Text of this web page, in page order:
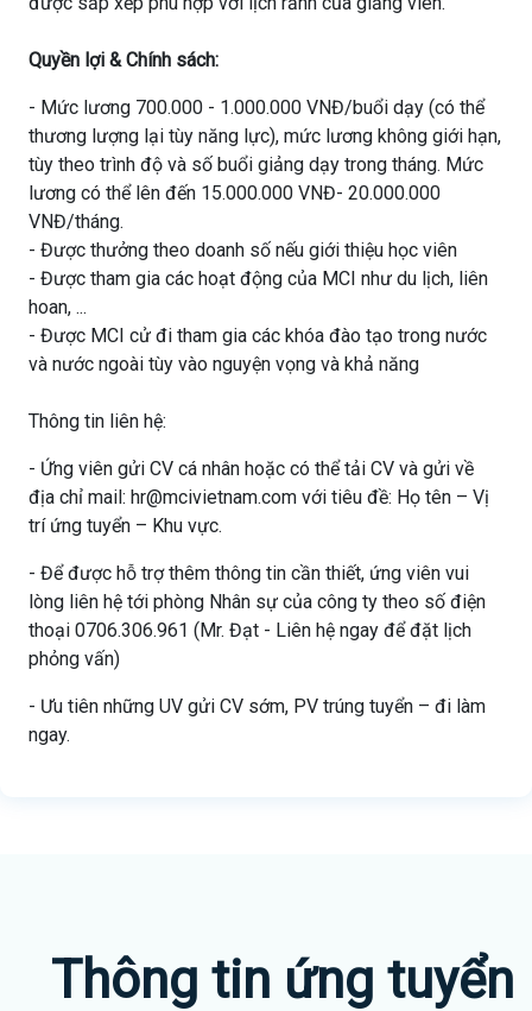
Quyền lợi & Chính sách:
- Mức lương 700.000 - 1.000.000 VNĐ/buổi dạy (có thể
thương lượng lại tùy năng lực), mức lương không giới hạn,
tùy theo trình độ và số buổi giảng dạy trong tháng. Mức
lương có thể lên đến 15.000.000 VNĐ- 20.000.000
VNĐ/tháng.
- Được thưởng theo doanh số nếu giới thiệu học viên
- Được tham gia các hoạt động của MCI như du lịch, liên
hoan, ...
- Được MCI cử đi tham gia các khóa đào tạo trong nước
và nước ngoài tùy vào nguyện vọng và khả năng
Thông tin liên hệ:
- Ứng viên gửi CV cá nhân hoặc có thể tải CV và gửi về
địa chỉ mail: hr@mcivietnam.com với tiêu đề: Họ tên – Vị
trí ứng tuyển – Khu vực.
- Để được hỗ trợ thêm thông tin cần thiết, ứng viên vui
lòng liên hệ tới phòng Nhân sự của công ty theo số điện
thoại 0706.306.961 (Mr. Đạt - Liên hệ ngay để đặt lịch
phỏng vấn)
- Ưu tiên những UV gửi CV sớm, PV trúng tuyển – đi làm
ngay.
Thông tin ứng tuyển